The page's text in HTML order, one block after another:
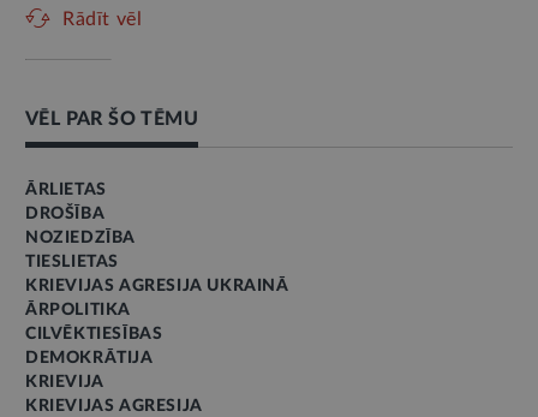
Rādīt vēl
VĒL PAR ŠO TĒMU
ĀRLIETAS
DROŠĪBA
NOZIEDZĪBA
TIESLIETAS
KRIEVIJAS AGRESIJA UKRAINĀ
ĀRPOLITIKA
CILVĒKTIESĪBAS
DEMOKRĀTIJA
KRIEVIJA
KRIEVIJAS AGRESIJA